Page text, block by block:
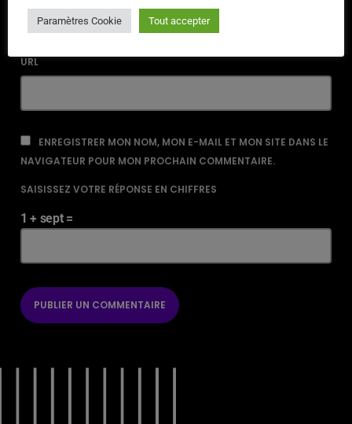
URL
ENREGISTRER MON NOM, MON E-MAIL ET MON SITE DANS LE
NAVIGATEUR POUR MON PROCHAIN COMMENTAIRE.
SAISISSEZ VOTRE RÉPONSE EN CHIFFRES
1 + sept =
Paramètres Cookie Tout accepter